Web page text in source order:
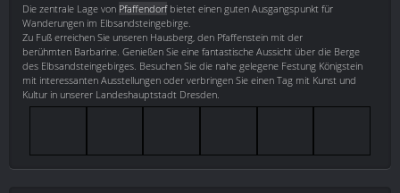
Die zentrale Lage von Pfaffendorfbietet einen guten Ausgangspunkt für
Wanderungen im Elbsandsteingebirge.
Zu Fuß erreichen Sie unseren Hausberg, den Pfaffenstein mit der
berühmten Barbarine. Genießen Sie eine fantastische Aussicht über die Berge
des Elbsandsteingebirges. Besuchen Sie die nahe gelegene Festung Königstein
mit interessanten Ausstellungen oder verbringen Sie einen Tag mit Kunst und
Kultur in unserer Landeshauptstadt Dresden.